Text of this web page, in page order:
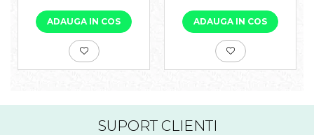
ADAUGA IN COS ADAUGA IN COS
SUPORT CLIENTI